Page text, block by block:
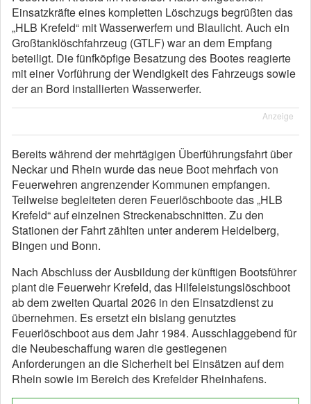
Einsatzkräfte eines kompletten Löschzugs begrüßten das
„HLB Krefeld“ mit Wasserwerfern und Blaulicht. Auch ein
Großtanklöschfahrzeug (GTLF) war an dem Empfang
beteiligt. Die fünfköpfige Besatzung des Bootes reagierte
mit einer Vorführung der Wendigkeit des Fahrzeugs sowie
der an Bord installierten Wasserwerfer.
Anzeige
Bereits während der mehrtägigen Überführungsfahrt über
Neckar und Rhein wurde das neue Boot mehrfach von
Feuerwehren angrenzender Kommunen empfangen.
Teilweise begleiteten deren Feuerlöschboote das „HLB
Krefeld“ auf einzelnen Streckenabschnitten. Zu den
Stationen der Fahrt zählten unter anderem Heidelberg,
Bingen und Bonn.
Nach Abschluss der Ausbildung der künftigen Bootsführer
plant die Feuerwehr Krefeld, das Hilfeleistungslöschboot
ab dem zweiten Quartal 2026 in den Einsatzdienst zu
übernehmen. Es ersetzt ein bislang genutztes
Feuerlöschboot aus dem Jahr 1984. Ausschlaggebend für
die Neubeschaffung waren die gestiegenen
Anforderungen an die Sicherheit bei Einsätzen auf dem
Rhein sowie im Bereich des Krefelder Rheinhafens.